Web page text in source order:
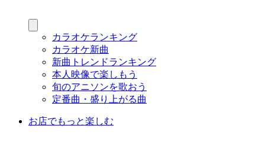
カラオケランキング
カラオケ新曲
新曲トレンドランキング
本人映像で楽しもう
旬のアニソンを歌おう
定番曲・盛り上がる曲
お店でもっと楽しむ